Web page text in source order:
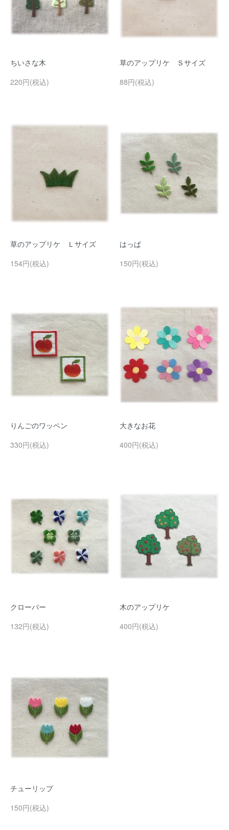
ちいさな木
220円(税込)
草のアップリケ Ｓサイズ
88円(税込)
草のアップリケ Ｌサイズ
154円(税込)
はっぱ
150円(税込)
りんごのワッペン
330円(税込)
大きなお花
400円(税込)
クローバー
132円(税込)
木のアップリケ
400円(税込)
チューリップ
150円(税込)